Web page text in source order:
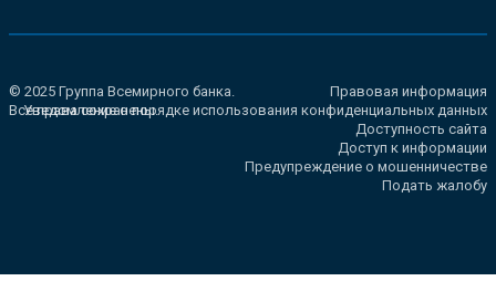
© 2025 Группа Всемирного банка.
Все права сохранены.
Правовая информация
Уведомление о порядке использования конфиденциальных данных
Доступность сайта
Доступ к информации
Предупреждение о мошенничестве
Подать жалобу